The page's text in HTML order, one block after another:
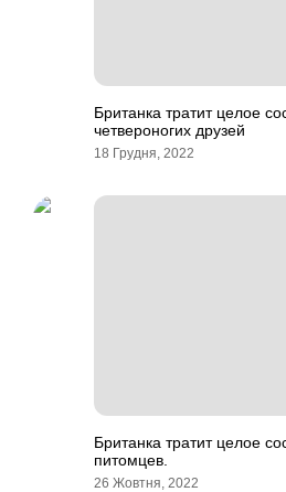
Британка тратит целое
четвероногих друзей
18 Грудня, 2022
Британка тратит целое
питомцев.
26 Жовтня, 2022